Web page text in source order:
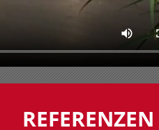
REFERENZEN